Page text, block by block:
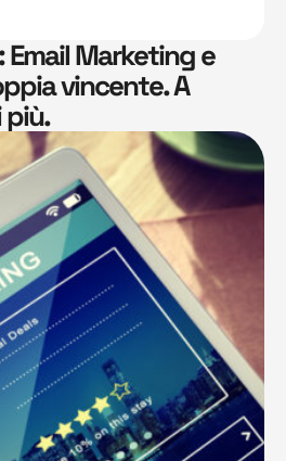
Email Marketing e
vincente. A
più.